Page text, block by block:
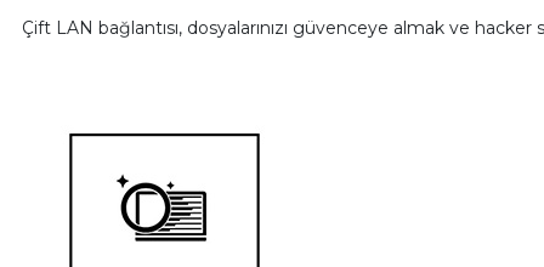
Çift LAN bağlantısı, dosyalarınızı güvenceye almak ve